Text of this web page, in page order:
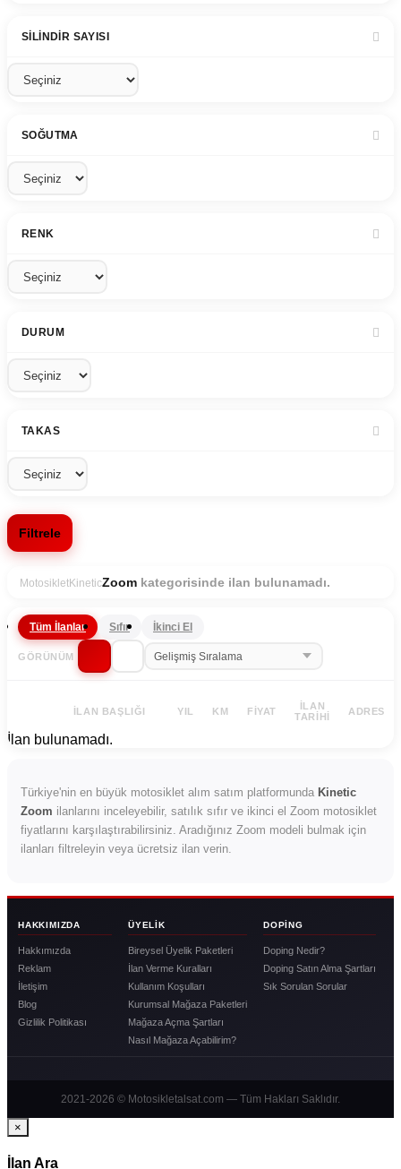
SILINDIR SAYISI
SOĞUTMA
RENK
DURUM
TAKAS
Filtrele
MotosikletKineticZoom kategorisinde ilan bulunamadı.
Tüm İlanlar Sıfır İkinci El
GÖRÜNÜM
İLAN BAŞLIĞI YIL KM FIYAT
İLAN
TARIHI
ADRES
İlan bulunamadı.
Türkiye'nin en büyük motosiklet alım satım platformunda Kinetic
Zoom ilanlarını inceleyebilir, satılık sıfır ve ikinci el Zoom motosiklet
fiyatlarını karşılaştırabilirsiniz. Aradığınız Zoom modeli bulmak için
ilanları filtreleyin veya ücretsiz ilan verin.
HAKKIMIZDA
Hakkımızda
Reklam
İletişim
Blog
Gizlilik Politikası
ÜYELIK
Bireysel Üyelik Paketleri
İlan Verme Kuralları
Kullanım Koşulları
Kurumsal Mağaza Paketleri
Mağaza Açma Şartları
Nasıl Mağaza Açabilirim?
DOPING
Doping Nedir?
Doping Satın Alma Şartları
Sık Sorulan Sorular
2021-2026 © Motosikletalsat.com — Tüm Hakları Saklıdır.
×
İlan Ara